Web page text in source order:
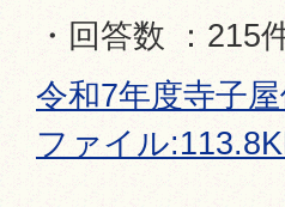
・回答数 ：215
令和7年度寺子
ファイル